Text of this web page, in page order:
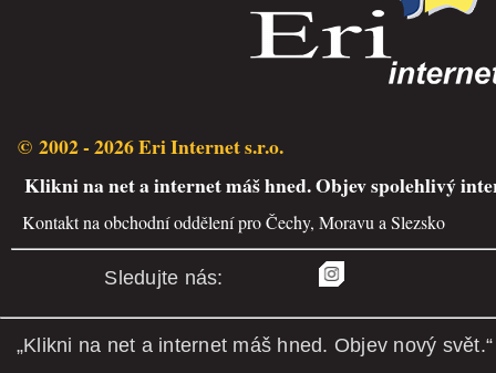
© 2002 - 2026 Eri Internet s.r.o.
Klikni na net a internet máš hned. Objev spolehlivý
Kontakt na obchodní oddělení pro Čechy, Moravu a Slezsko
Sledujte nás:
„Klikni na net a internet máš hned. Objev nový svět.“